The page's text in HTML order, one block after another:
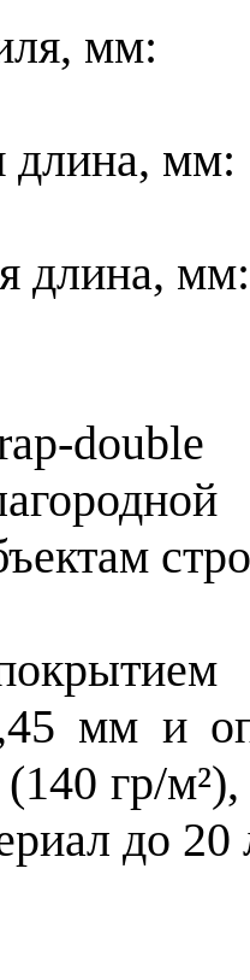
мм:
длина, мм:
длина, мм:
мм и
гр/
до 20